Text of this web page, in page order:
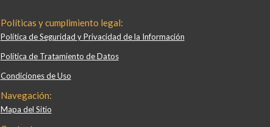
Políticas y cumplimiento legal:
Política de Seguridad y Privacidad de la Información
Política de Tratamiento de Datos
Condiciones de Uso
Navegación:
Mapa del Sitio